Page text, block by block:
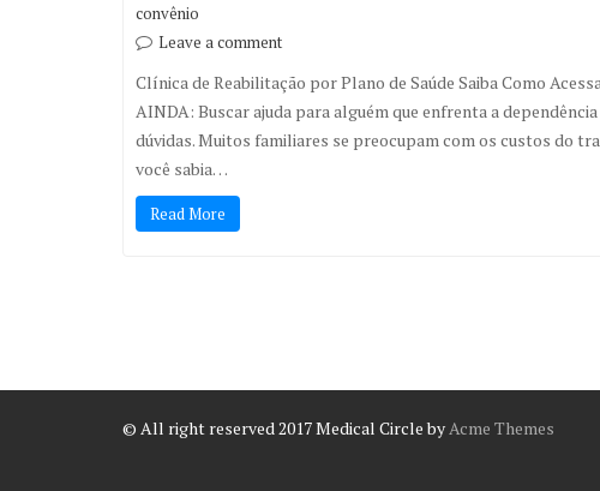
convênio
Leave a comment
Clínica de Reabilitação por Plano de Saúde Saiba Como
AINDA: Buscar ajuda para alguém que enfrenta a
dúvidas. Muitos familiares se preocupam com os custos do
você sabia…
Read More
© All right reserved 2017Medical Circle byAcme Themes